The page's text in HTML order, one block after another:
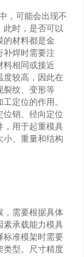
，可能会出现不
此时，是否可以
的材料都是金
补焊时需要注
料相同或接近
度较高，因此在
裂纹、变形等
定位的作用。
位销、径向定位
，用于起重模具
小、重量和结构
，需要根据具体
素承载能力模具
标准模架时需要
类型。尺寸精度